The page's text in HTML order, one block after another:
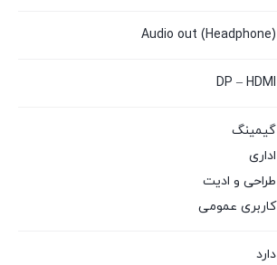
Audio out (Headphone)
DP – HDMI
گیمینگ
اداری
طراحی و ادیت
کاربری عمومی
دارد